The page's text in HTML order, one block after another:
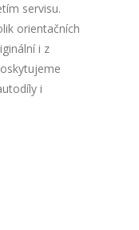
servisu.
orientačních
i z
i